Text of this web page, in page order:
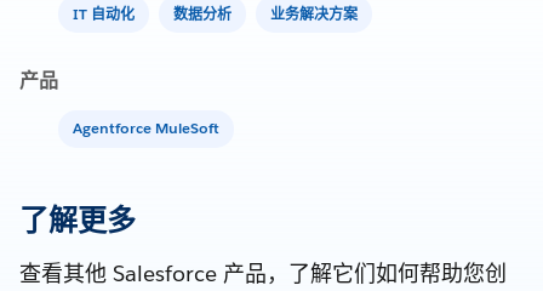
IT 自动化 数据分析 业务解决方案
产品
Agentforce MuleSoft
了解更多
查看其他 Salesforce 产品，了解它们如何帮助您创